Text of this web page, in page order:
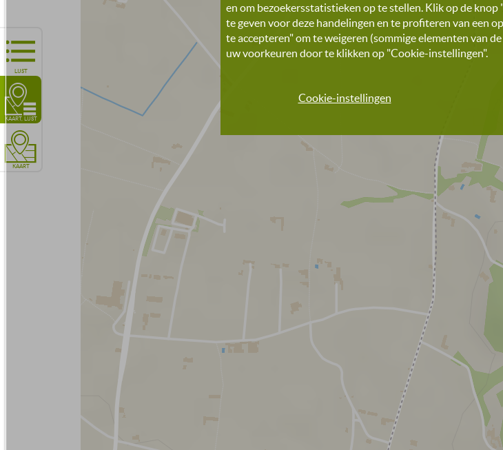
LIJST
KAART, LIJST
KAART
en om bezoekersstatistieken op te stellen. Klik op de
te geven voor deze handelingen en te profiteren van een
te accepteren" om te weigeren (sommige elementen van
uw voorkeuren door te klikken op "Cookie-instellingen".
Cookie-instellingen